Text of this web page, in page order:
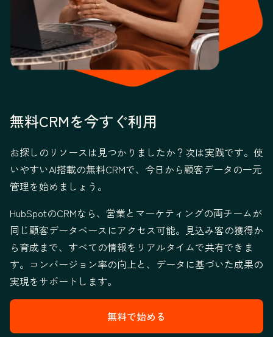
無料CRMを今すぐ利用
お探しのリソースは見つかりましたか？次は実践です。使
いやすいAI搭載の無料CRMで、今日から顧客データの一元
管理を始めましょう。
HubSpotのCRMなら、営業とマーケティングの両チームが
同じ顧客データベースにアクセス可能。見込み客の獲得か
ら育成まで、すべての情報をリアルタイムで共有できま
す。コンバージョン率の向上と、データに基づいた成果の
実現をサポートします。
無料で始める